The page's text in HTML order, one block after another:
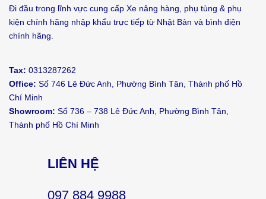
Đi đầu trong lĩnh vực cung cấp Xe nâng hàng, phụ tùng & phụ
kiện chính hãng nhập khẩu trực tiếp từ Nhật Bản và bình điện
chính hãng.
Tax: 0313287262
Office: Số 746 Lê Đức Anh, Phường Bình Tân, Thành phố Hồ
Chí Minh
Showroom: Số 736 – 738 Lê Đức Anh, Phường Bình Tân,
Thành phố Hồ Chí Minh
LIÊN HỆ
097 884 9988